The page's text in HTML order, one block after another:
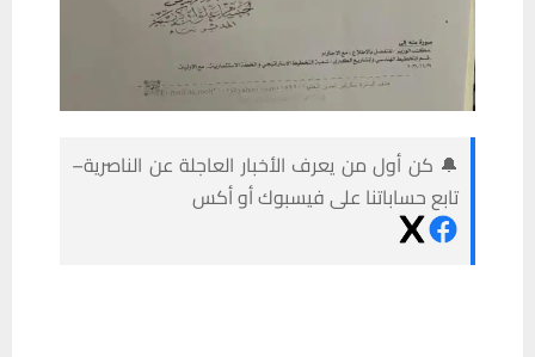
🔔 كن أول من يعرف الأخبار العاجلة عن الناصرية–
تابع حساباتنا على فيسبوك أو أكس